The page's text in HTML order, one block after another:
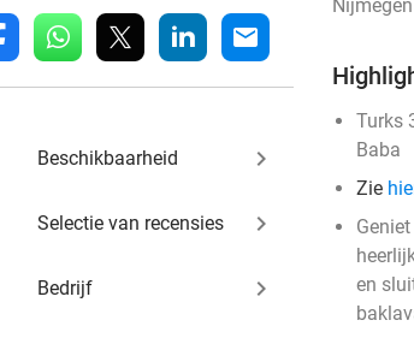
whatsapp linkedin mail
Beschikbaarheid keyboard_arrow_right
Selectie van recensies keyboard_arrow_right
Bedrijf keyboard_arrow_right
Nijmegen
Turks
Baba
Zie
en